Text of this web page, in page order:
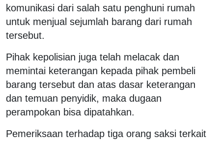
komunikasi dari salah satu penghuni rumah
untuk menjual sejumlah barang dari rumah
tersebut.
Pihak kepolisian juga telah melacak dan
memintai keterangan kepada pihak pembeli
barang tersebut dan atas dasar keterangan
dan temuan penyidik, maka dugaan
perampokan bisa dipatahkan.
Pemeriksaan terhadap tiga orang saksi terkait